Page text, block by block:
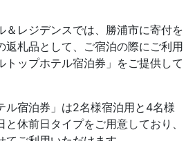
＆レジデンスでは、勝浦市に寄付を
返札品として、ご宿泊の際にご利用
トップホテル宿泊券」をご提供して
ル宿泊券」は2名様宿泊用と4名様
休前日タイプをご用意しており、